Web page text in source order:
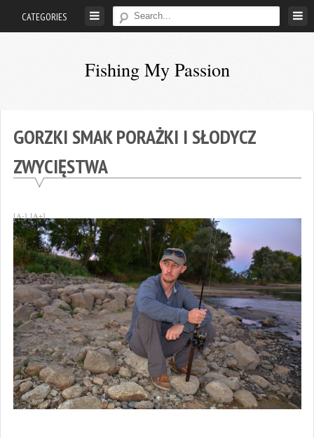
CATEGORIES
Fishing My Passion
GORZKI SMAK PORAŻKI I SŁODYCZ
ZWYCIĘSTWA
[A-] [A+]